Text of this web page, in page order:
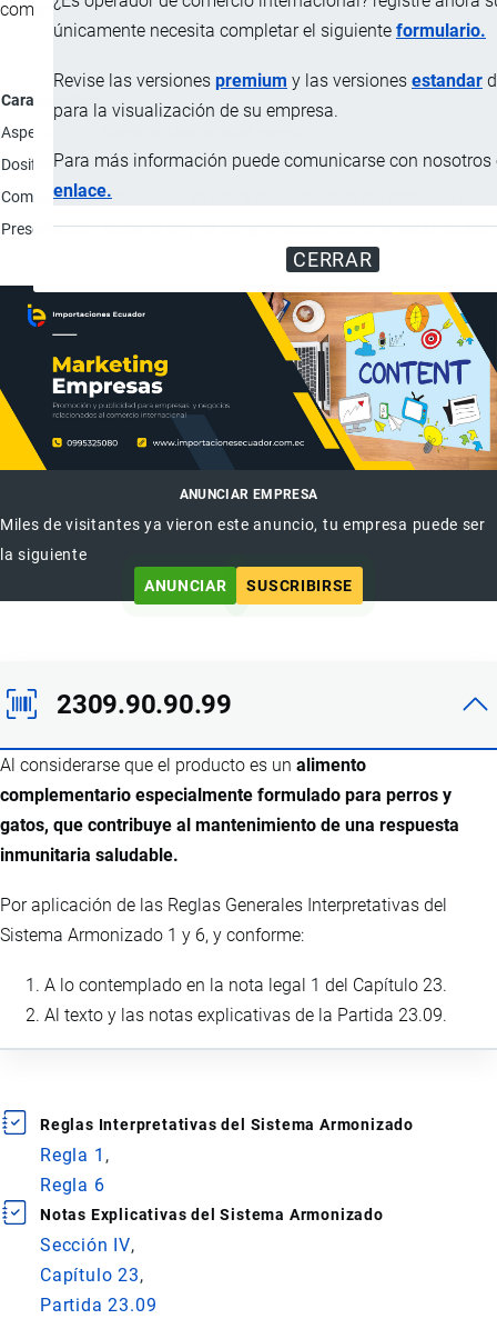
únicamente necesita completar el siguiente formulario.
Revise las versiones premium y las versiones estandar
para la visualización de su empresa.
Para más información puede comunicarse con nosotros
enlace.
CERRAR
comprometido.
Característica
Aspecto
Dosificación
Forma oral una vez al día durante al menos 30 días y
Composición
Producto de levadura de Saccharomyces cerevisiae
Presentación
Botes de 20 y 40 comprimidos así como en packs de 200
ANUNCIAR EMPRESA
Miles de visitantes ya vieron este anuncio, tu empresa puede ser
la siguiente
ANUNCIAR
SUSCRIBIRSE
2309.90.90.99
Al considerarse que el producto es un alimento
complementario especialmente formulado para perros y
gatos, que contribuye al mantenimiento de una respuesta
inmunitaria saludable.
Por aplicación de las Reglas Generales Interpretativas del
Sistema Armonizado 1 y 6, y conforme:
A lo contemplado en la nota legal 1 del Capítulo 23.
Al texto y las notas explicativas de la Partida 23.09.
Reglas Interpretativas del Sistema Armonizado
Regla 1
Regla 6
Notas Explicativas del Sistema Armonizado
Sección IV
Capítulo 23
Partida 23.09